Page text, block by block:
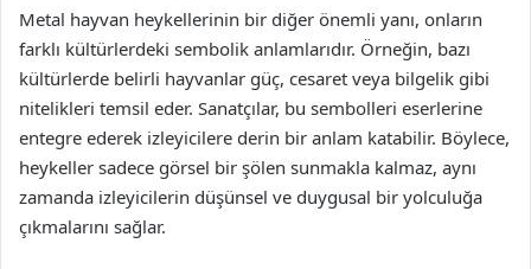
Metal hayvan heykellerinin bir diğer önemli yanı, onların
farklı kültürlerdeki sembolik anlamlarıdır. Örneğin, bazı
kültürlerde belirli hayvanlar güç, cesaret veya bilgelik gibi
nitelikleri temsil eder. Sanatçılar, bu sembolleri eserlerine
entegre ederek izleyicilere derin bir anlam katabilir. Böylece,
heykeller sadece görsel bir şölen sunmakla kalmaz, aynı
zamanda izleyicilerin düşünsel ve duygusal bir yolculuğa
çıkmalarını sağlar.